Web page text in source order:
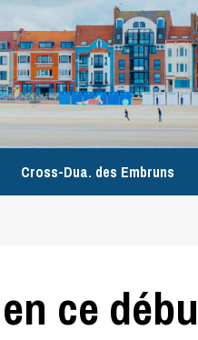
Cross-Dua. des Embruns
ce